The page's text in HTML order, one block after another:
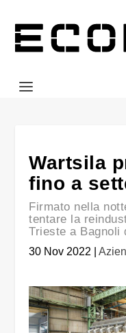
Wartsila
fino a
Firmato nella
tentare la
Trieste a Bagnoli
30 Nov 2022 |